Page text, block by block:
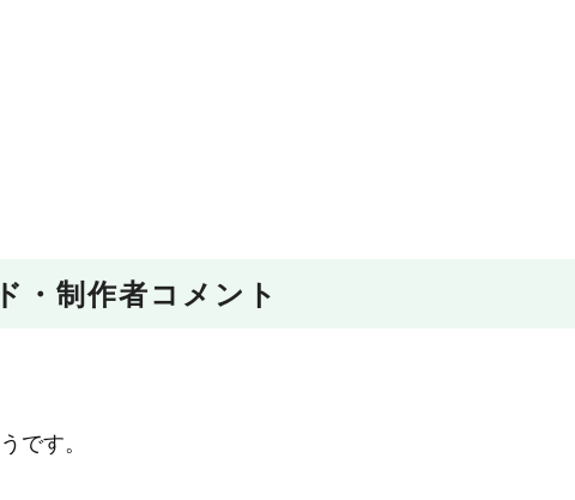
・制作者コメント
です。